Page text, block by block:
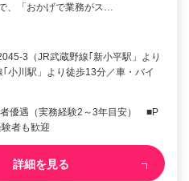
、「おかげで業務がス…
3（JR武蔵野線｢新小平駅」より
小川駅」より徒歩13分／車・バイ
優遇（実務経験2～3年目安） ■P
者も歓迎
詳細を見る